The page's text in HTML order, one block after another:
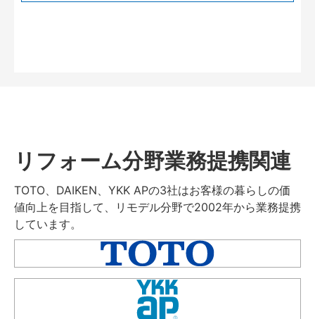
リフォーム分野業務提携関連
TOTO、DAIKEN、YKK APの3社はお客様の暮らしの価
値向上を目指して、リモデル分野で2002年から業務提携
しています。